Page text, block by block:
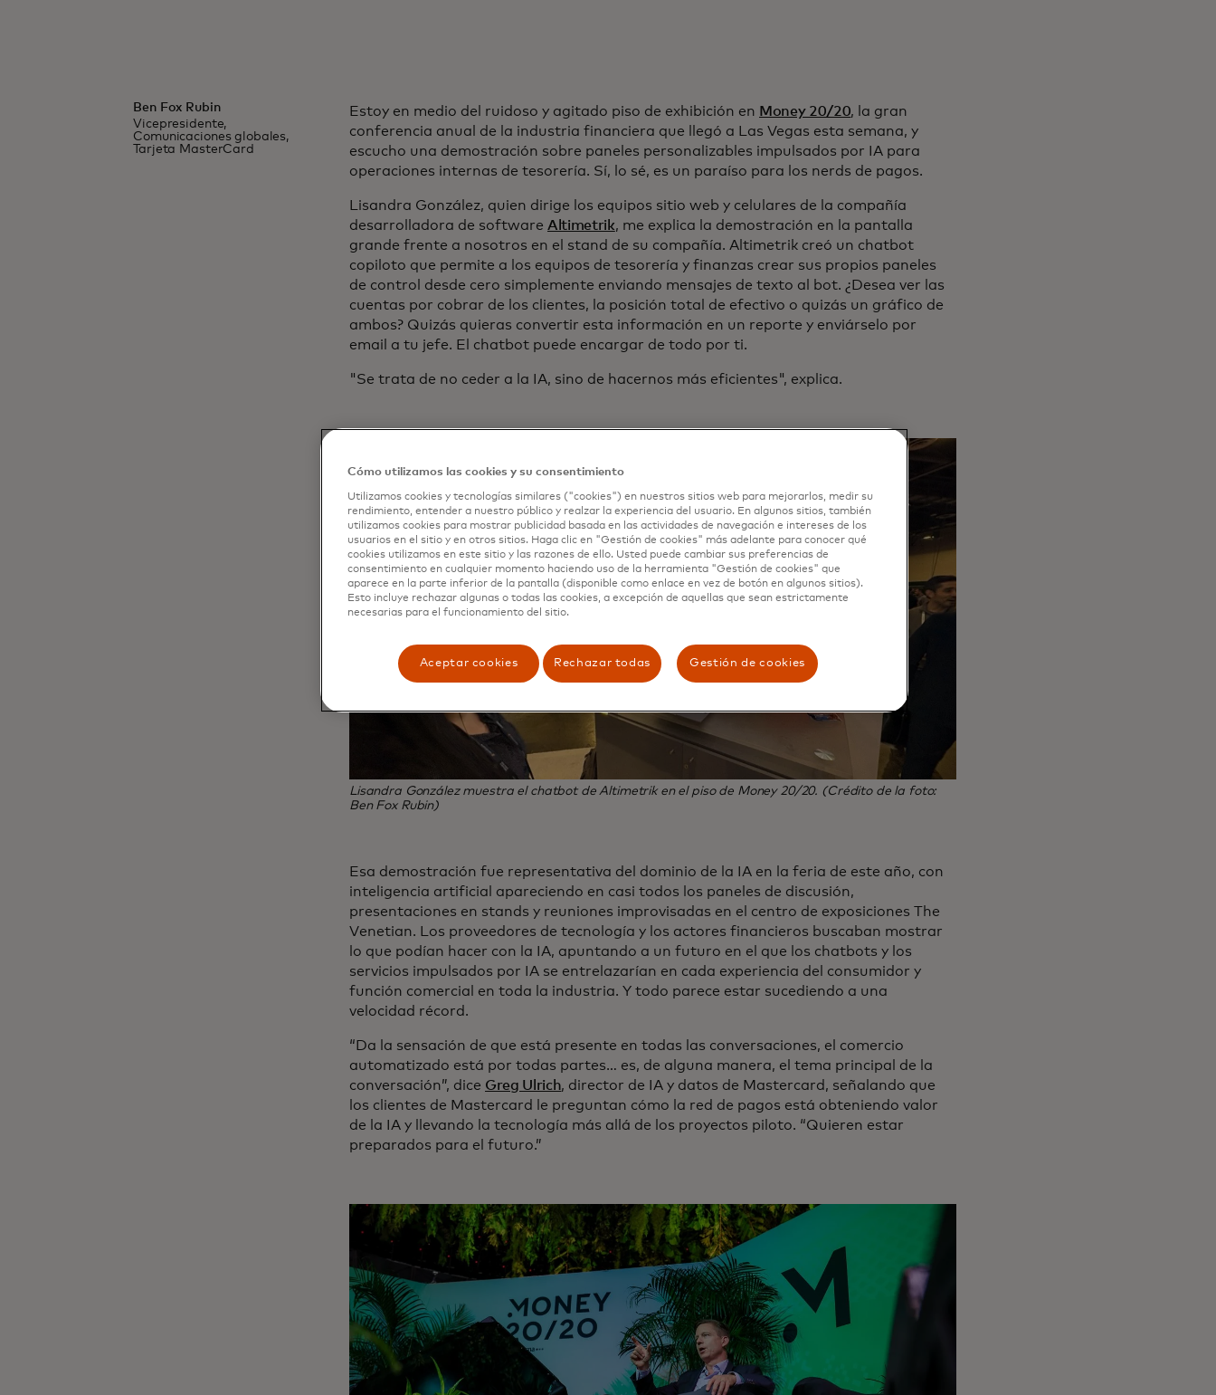
Ben Fox Rubin
Vicepresidente,
Comunicaciones globales,
Tarjeta MasterCard
Estoy en medio del ruidoso y agitado piso de exhibición en Money 20/20, la gran
conferencia anual de la industria financiera que llegó a Las Vegas esta semana, y
escucho una demostración sobre paneles personalizables impulsados por IA para
operaciones internas de tesorería. Sí, lo sé, es un paraíso para los nerds de pagos.
Lisandra González, quien dirige los equipos sitio web y celulares de la compañía
desarrolladora de software Altimetrik, me explica la demostración en la pantalla
grande frente a nosotros en el stand de su compañía. Altimetrik creó un chatbot
copiloto que permite a los equipos de tesorería y finanzas crear sus propios paneles
de control desde cero simplemente enviando mensajes de texto al bot. ¿Desea ver las
cuentas por cobrar de los clientes, la posición total de efectivo o quizás un gráfico de
ambos? Quizás quieras convertir esta información en un reporte y enviárselo por
email a tu jefe. El chatbot puede encargar de todo por ti.
"Se trata de no ceder a la IA, sino de hacernos más eficientes", explica.
Lisandra González muestra el chatbot de Altimetrik en el piso de Money 20/20. (Crédito de la foto:
Ben Fox Rubin)
Esa demostración fue representativa del dominio de la IA en la feria de este año, con
inteligencia artificial apareciendo en casi todos los paneles de discusión,
presentaciones en stands y reuniones improvisadas en el centro de exposiciones The
Venetian. Los proveedores de tecnología y los actores financieros buscaban mostrar
lo que podían hacer con la IA, apuntando a un futuro en el que los chatbots y los
servicios impulsados por IA se entrelazarían en cada experiencia del consumidor y
función comercial en toda la industria. Y todo parece estar sucediendo a una
velocidad récord.
“Da la sensación de que está presente en todas las conversaciones, el comercio
automatizado está por todas partes… es, de alguna manera, el tema principal de la
conversación”, dice Greg Ulrich, director de IA y datos de Mastercard, señalando que
los clientes de Mastercard le preguntan cómo la red de pagos está obteniendo valor
de la IA y llevando la tecnología más allá de los proyectos piloto. “Quieren estar
preparados para el futuro.”
Cómo utilizamos las cookies y su consentimiento
Utilizamos cookies y tecnologías similares ("cookies") en nuestros sitios web para mejorarlos, medir su
rendimiento, entender a nuestro público y realzar la experiencia del usuario. En algunos sitios, también
utilizamos cookies para mostrar publicidad basada en las actividades de navegación e intereses de los
usuarios en el sitio y en otros sitios. Haga clic en "Gestión de cookies" más adelante para conocer qué
cookies utilizamos en este sitio y las razones de ello. Usted puede cambiar sus preferencias de
consentimiento en cualquier momento haciendo uso de la herramienta "Gestión de cookies" que
aparece en la parte inferior de la pantalla (disponible como enlace en vez de botón en algunos sitios).
Esto incluye rechazar algunas o todas las cookies, a excepción de aquellas que sean estrictamente
necesarias para el funcionamiento del sitio.
Aceptar cookies Rechazar todas Gestión de cookies